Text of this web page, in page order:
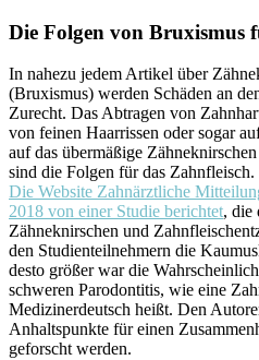
Die Folgen von Bruxismus
In nahezu jedem Artikel über
(Bruxismus) werden Schäden an
Zurecht. Das Abtragen von
von feinen Haarrissen oder sogar
auf das übermäßige
sind die Folgen für das
Die Website Zahnärztliche
2018 von einer Studie berichtet, die
Zähneknirschen und
den Studienteilnehmern die
desto größer war die
schweren Parodontitis, wie eine
Medizinerdeutsch heißt. Den
Anhaltspunkte für einen
geforscht werden.